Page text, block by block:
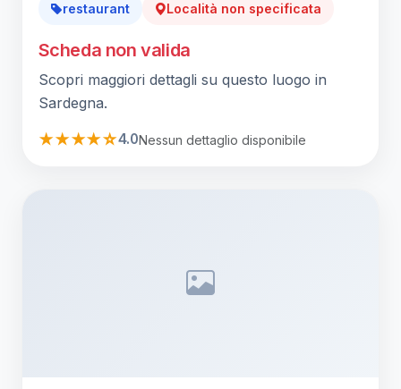
restaurant Località non specificata
Scheda non valida
Scopri maggiori dettagli su questo luogo in
Sardegna.
★★★★☆4.0Nessun dettaglio disponibile